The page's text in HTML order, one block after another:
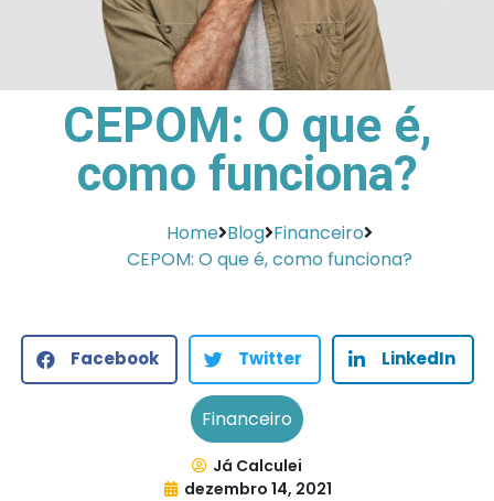
CEPOM: O que é,
como funciona?
Home Blog Financeiro
CEPOM: O que é, como funciona?
Facebook Twitter LinkedIn
Financeiro
Já Calculei
dezembro 14, 2021